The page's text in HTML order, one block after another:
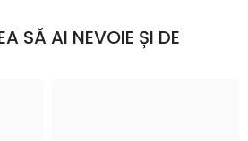
SĂ AI NEVOIE ȘI DE